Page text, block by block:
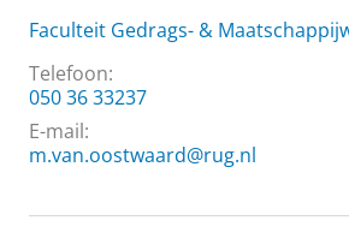
Faculteit Gedrags- &
Telefoon:
050 36 33237
E-mail:
m.van.oostwaard@rug.nl